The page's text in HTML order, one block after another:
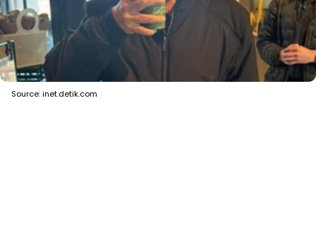
Source: inet.detik.com